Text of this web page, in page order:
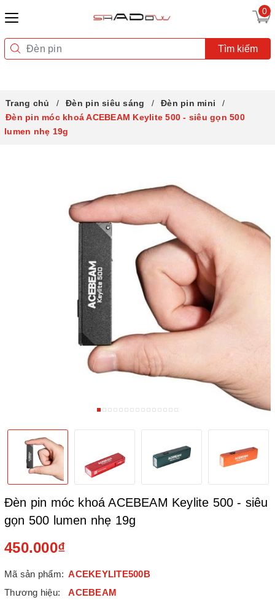
0
Tìm kiếm
Trang chủ Đèn pin siêu sáng
Đèn pin mini
Đèn pin móc khoá ACEBEAM Keylite 500 - siêu gọn 500
lumen nhẹ 19g
Đèn pin móc khoá ACEBEAM Keylite 500 - siêu
gọn 500 lumen nhẹ 19g
450.000₫
Mã sản phẩm: ACEKEYLITE500B
Thương hiệu:
ACEBEAM